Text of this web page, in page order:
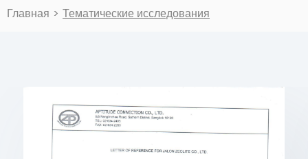
Главная > Тематические исследования